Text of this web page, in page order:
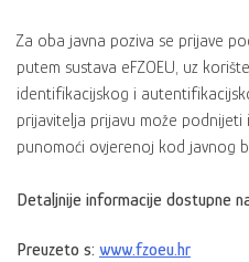
Za oba javna poziva se prijave
putem sustava eFZOEU, uz
identifikacijskog i
prijavitelja prijavu može
punomoći ovjerenoj kod javnog
Detaljnije informacije dostupne
Preuzeto s: www.fzoeu.hr